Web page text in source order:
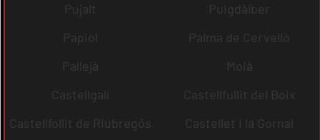
Pujalt
Puigdàlber
Papiol
Palma de Cervelló
Pallejà
Moià
Castellgalí
Castellfullit del Boix
Castellfollit de Riubregós
Castellet i la Gornal